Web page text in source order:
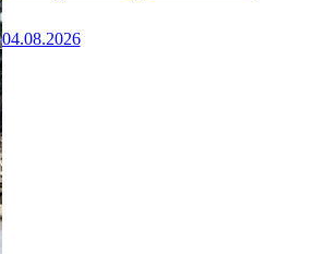
04.08.2026